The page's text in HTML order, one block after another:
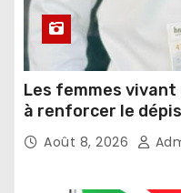
Les femmes
à renforcer le
sexuellement
Août 8, 2026